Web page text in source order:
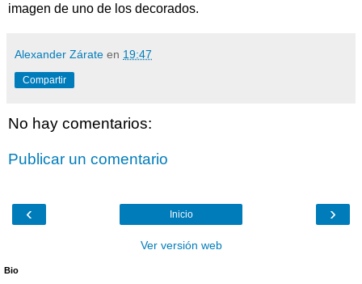
imagen de uno de los decorados.
Alexander Zárate en 19:47
Compartir
No hay comentarios:
Publicar un comentario
‹ ›
Inicio
Ver versión web
Bio